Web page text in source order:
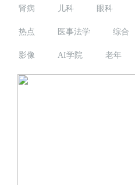
肾病 儿科 眼科
热点 医事法学 综合
影像 AI学院 老年